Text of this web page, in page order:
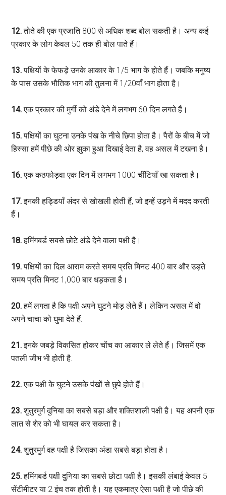
12.तोते की एक प्रजाति 800 से अधिक शब्द बोल सकती है। अन्य कई
प्रकार के लोग केवल 50 तक ही बोल पाते हैं।
13.पक्षियों के फेफड़े उनके आकार के 1/5 भाग के होते हैं। जबकि मनुष्य
के पास उसके भौतिक भाग की तुलना में 1/20वाँ भाग होता है।
14.एक प्रकार की मुर्गी को अंडे देने में लगभग 60 दिन लगते हैं।
15.पक्षियों का घुटना उनके पंख के नीचे छिपा होता है। पैरों के बीच में जो
हिस्सा हमें पीछे की ओर झुका हुआ दिखाई देता है, वह असल में टखना है।
16.एक कठफोड़वा एक दिन में लगभग 1000 चींटियाँ खा सकता है।
17.इनकी हड्डियाँ अंदर से खोखली होती हैं, जो इन्हें उड़ने में मदद करती
हैं।
18.हमिंगबर्ड सबसे छोटे अंडे देने वाला पक्षी है।
19.पक्षियों का दिल आराम करते समय प्रति मिनट 400 बार और उड़ते
समय प्रति मिनट 1,000 बार धड़कता है।
20.हमें लगता है कि पक्षी अपने घुटने मोड़ लेते हैं। लेकिन असल में वो
अपने चाचा को घुमा देते हैं.
21.इनके जबड़े विकसित होकर चोंच का आकार ले लेते हैं। जिसमें एक
पतली जीभ भी होती है.
22.एक पक्षी के घुटने उसके पंखों से छुपे होते हैं।
23.शुतुरमुर्ग दुनिया का सबसे बड़ा और शक्तिशाली पक्षी है। यह अपनी एक
लात से शेर को भी घायल कर सकता है।
24.शुतुरमुर्ग वह पक्षी है जिसका अंडा सबसे बड़ा होता है।
25.हमिंगबर्ड पक्षी दुनिया का सबसे छोटा पक्षी है। इसकी लंबाई केवल 5
सेंटीमीटर या 2 इंच तक होती है। यह एकमात्र ऐसा पक्षी है जो पीछे की